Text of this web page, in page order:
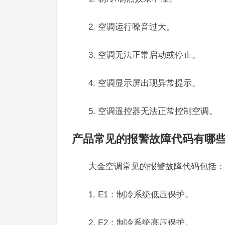
2. 空调运行噪音过大。
3. 空调无法正常启动或停止。
4. 空调显示屏出现异常提示。
5. 空调遥控器无法正常控制空调。
产品常见的报警故障代码有哪
大金空调常见的报警故障代码包括：
1. E1：制冷系统低压保护。
2. E2：制冷系统高压保护。